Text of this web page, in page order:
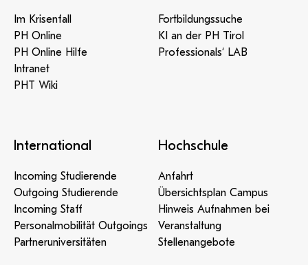
Im Krisenfall
PH Online
PH Online Hilfe
Intranet
PHT Wiki
Fortbildungssuche
KI an der PH Tirol
Professionals‘ LAB
International
Incoming Studierende
Outgoing Studierende
Incoming Staff
Personalmobilität Outgoings
Partneruniversitäten
Hochschule
Anfahrt
Übersichtsplan Campus
Hinweis Aufnahmen bei
Veranstaltung
Stellenangebote